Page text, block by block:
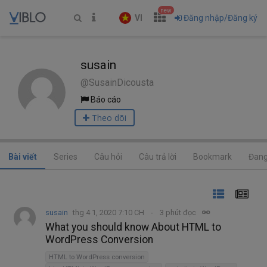
VI
new
Đăng nhập/Đăng ký
susain
@SusainDicousta
Báo cáo
Theo dõi
Bài viết Series Câu hỏi Câu trả lời Bookmark
susain thg 4 1, 2020 7:10 CH 3 phút đọc
What you should know About HTML to
WordPress Conversion
HTML to WordPress conversion